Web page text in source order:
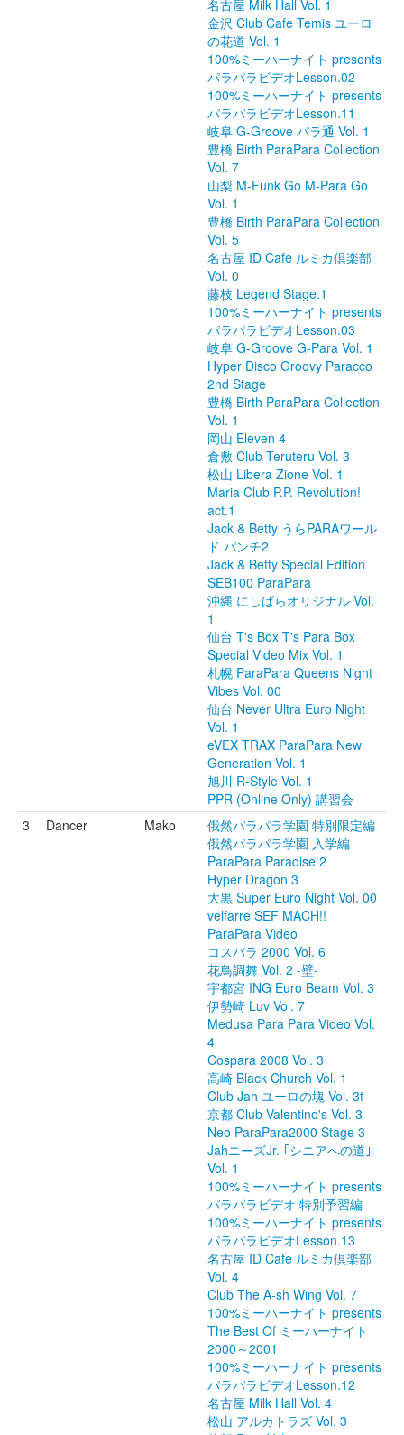
名古屋 Milk Hall Vol. 1
金沢 Club Cafe Temis ユーロ
の花道 Vol. 1
100%ミーハーナイト presents
パラパラビデオLesson.02
100%ミーハーナイト presents
パラパラビデオLesson.11
岐阜 G-Groove パラ通 Vol. 1
豊橋 Birth ParaPara Collection
Vol. 7
山梨 M-Funk Go M-Para Go
Vol. 1
豊橋 Birth ParaPara Collection
Vol. 5
名古屋 ID Cafe ルミカ倶楽部
Vol. 0
藤枝 Legend Stage.1
100%ミーハーナイト presents
パラパラビデオLesson.03
岐阜 G-Groove G-Para Vol. 1
Hyper Disco Groovy Paracco
2nd Stage
豊橋 Birth ParaPara Collection
Vol. 1
岡山 Eleven 4
倉敷 Club Teruteru Vol. 3
松山 Libera Zione Vol. 1
Maria Club P.P. Revolution!
act.1
Jack & Betty うらPARAワール
ド パンチ2
Jack & Betty Special Edition
SEB100 ParaPara
沖縄 にしぱらオリジナル Vol.
1
仙台 T's Box T's Para Box
Special Video Mix Vol. 1
札幌 ParaPara Queens Night
Vibes Vol. 00
仙台 Never Ultra Euro Night
Vol. 1
eVEX TRAX ParaPara New
Generation Vol. 1
旭川 R-Style Vol. 1
PPR (Online Only) 講習会
3
Dancer Mako
俄然パラパラ学園 特別限定編
俄然パラパラ学園 入学編
ParaPara Paradise 2
Hyper Dragon 3
大黒 Super Euro Night Vol. 00
velfarre SEF MACH!!
ParaPara Video
コスパラ 2000 Vol. 6
花鳥調舞 Vol. 2 -壁-
宇都宮 ING Euro Beam Vol. 3
伊勢崎 Luv Vol. 7
Medusa Para Para Video Vol.
4
Cospara 2008 Vol. 3
高崎 Black Church Vol. 1
Club Jah ユーロの塊 Vol. 3t
京都 Club Valentino's Vol. 3
Neo ParaPara2000 Stage 3
JahニーズJr. ｢シニアへの道｣
Vol. 1
100%ミーハーナイト presents
パラパラビデオ 特別予習編
100%ミーハーナイト presents
パラパラビデオLesson.13
名古屋 ID Cafe ルミカ倶楽部
Vol. 4
Club The A-sh Wing Vol. 7
100%ミーハーナイト presents
The Best Of ミーハーナイト
2000～2001
100%ミーハーナイト presents
パラパラビデオLesson.12
名古屋 Milk Hall Vol. 4
松山 アルカトラズ Vol. 3